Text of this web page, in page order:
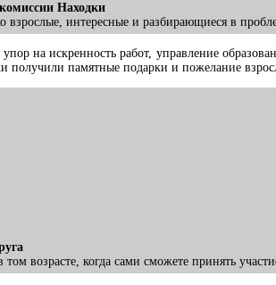
Находки
интересные и разбирающиеся в
на искренность работ, управление
памятные подарки и пожелание
возрасте, когда сами сможете принять